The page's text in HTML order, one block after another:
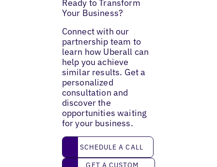
Ready to Transform
Your Business?
Connect with our
partnership team to
learn how Uberall can
help you achieve
similar results. Get a
personalized
consultation and
discover the
opportunities waiting
for your business.
Schedule a call
SCHEDULE A CALL
Get a custom demo
GET A CUSTOM